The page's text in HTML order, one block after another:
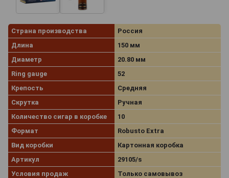
Страна производства
Россия
Длина
150 мм
Диаметр
20.80 мм
Ring gauge
52
Крепость
Средняя
Скрутка
Ручная
Количество сигар в коробке
10
Формат
Robusto Extra
Вид коробки
Картонная коробка
Артикул
29105/s
Условия продаж
Только самовывоз